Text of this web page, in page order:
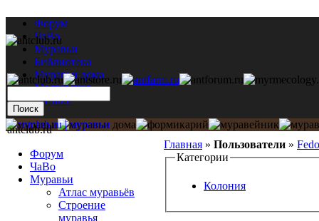
Форум
ЧаВо
Муравьи
Библиотека
Муравьи дома
Мастерская
Каталог
Главная » Пользователи »
Категории
Колония
antclub.ru
Форум
ЧаВо
Муравьи
Атлас муравьёв
Строение
муравья